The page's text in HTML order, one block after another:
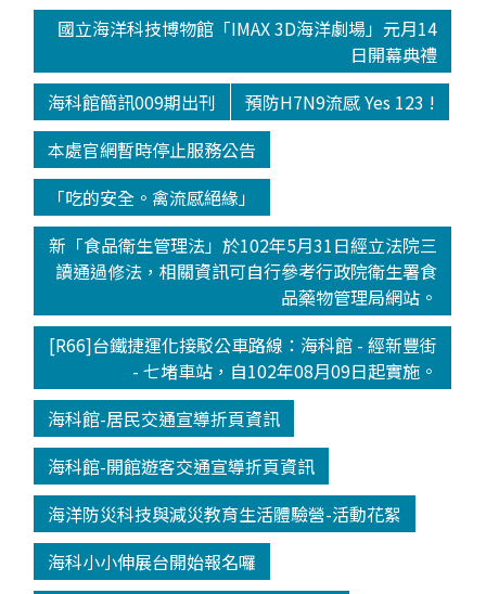
國立海洋科技博物館「IMAX 3D海洋劇場」元月14
日開幕典禮
海科館簡訊009期出刊
預防H7N9流感 Yes 123 !
本處官網暫時停止服務公告
「吃的安全。禽流感絕緣」
新「食品衛生管理法」於102年5月31日經立法院三
讀通過修法，相關資訊可自行參考行政院衛生署食
品藥物管理局網站。
[R66]台鐵捷運化接駁公車路線：海科館 - 經新豐街
- 七堵車站，自102年08月09日起實施。
海科館-居民交通宣導折頁資訊
海科館-開館遊客交通宣導折頁資訊
海洋防災科技與減災教育生活體驗營-活動花絮
海科小小伸展台開始報名囉